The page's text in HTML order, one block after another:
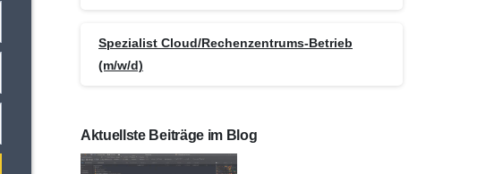
Spezialist Cloud/Rechenzentrums-Betrieb
(m/w/d)
Aktuellste Beiträge im Blog